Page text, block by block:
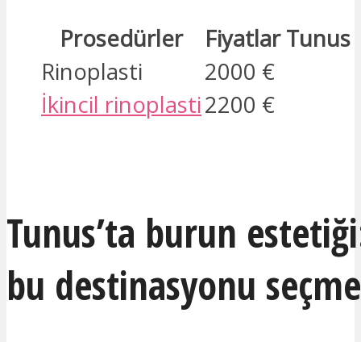
Prosedürler
Fiyatlar Tunus
Rinoplasti
2000 €
İkincil rinoplasti2200 €
Tunus’ta burun
bu destinasyonu